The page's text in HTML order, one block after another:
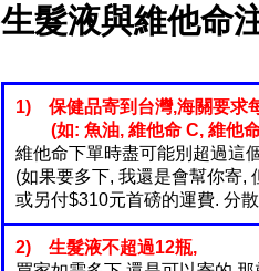
生髮液與維他命
1) 保健品寄到台灣,海關要求
(如: 魚油, 維他命 C, 維他命
維他命下單時盡可能別超過這
(如果要多下, 我還是會幫你寄,
或另付$310元首磅的運費. 分
2) 生髮液不超過12瓶,